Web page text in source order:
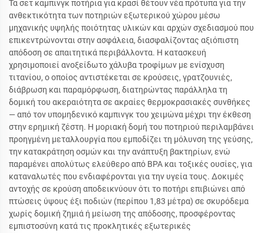
Τα σετ καμπινγκ ποτήρια για κρασί θέτουν νέα πρότυπα για την
ανθεκτικότητα των ποτηριών εξωτερικού χώρου μέσω
μηχανικής υψηλής ποιότητας υλικών και αρχών σχεδιασμού που
επικεντρώνονται στην ασφάλεια, διασφαλίζοντας αξιόπιστη
απόδοση σε απαιτητικά περιβάλλοντα. Η κατασκευή
χρησιμοποιεί ανοξείδωτο χάλυβα τροφίμων με ενίσχυση
τιτανίου, ο οποίος αντιστέκεται σε κρούσεις, γρατζουνιές,
διάβρωση και παραμόρφωση, διατηρώντας παράλληλα τη
δομική του ακεραιότητα σε ακραίες θερμοκρασιακές συνθήκες
— από τον υπομηδενικό καμπινγκ του χειμώνα μέχρι την έκθεση
στην ερημική ζέστη. Η μοριακή δομή του ποτηριού περιλαμβάνει
προηγμένη μεταλλουργία που εμποδίζει τη μόλυνση της γεύσης,
την κατακράτηση οσμών και την ανάπτυξη βακτηρίων, ενώ
παραμένει απολύτως ελεύθερο από BPA και τοξικές ουσίες, για
καταναλωτές που ενδιαφέρονται για την υγεία τους. Δοκιμές
αντοχής σε κρούση αποδεικνύουν ότι το ποτήρι επιβιώνει από
πτώσεις ύψους έξι ποδιών (περίπου 1,83 μέτρα) σε σκυρόδεμα
χωρίς δομική ζημιά ή μείωση της απόδοσης, προσφέροντας
εμπιστοσύνη κατά τις προκλητικές εξωτερικές